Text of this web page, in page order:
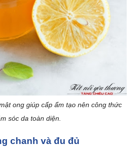
ong giúp cấp ẩm tạo nên công thức
sóc da toàn diện.
chanh và đu đủ